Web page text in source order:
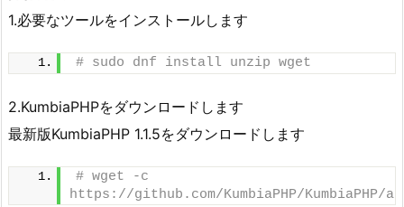
1.必要なツールをインストールします
# sudo dnf install unzip wget
2.KumbiaPHPをダウンロードします
最新版KumbiaPHP 1.1.5をダウンロードします
# wget -c
https://github.com/KumbiaPHP/